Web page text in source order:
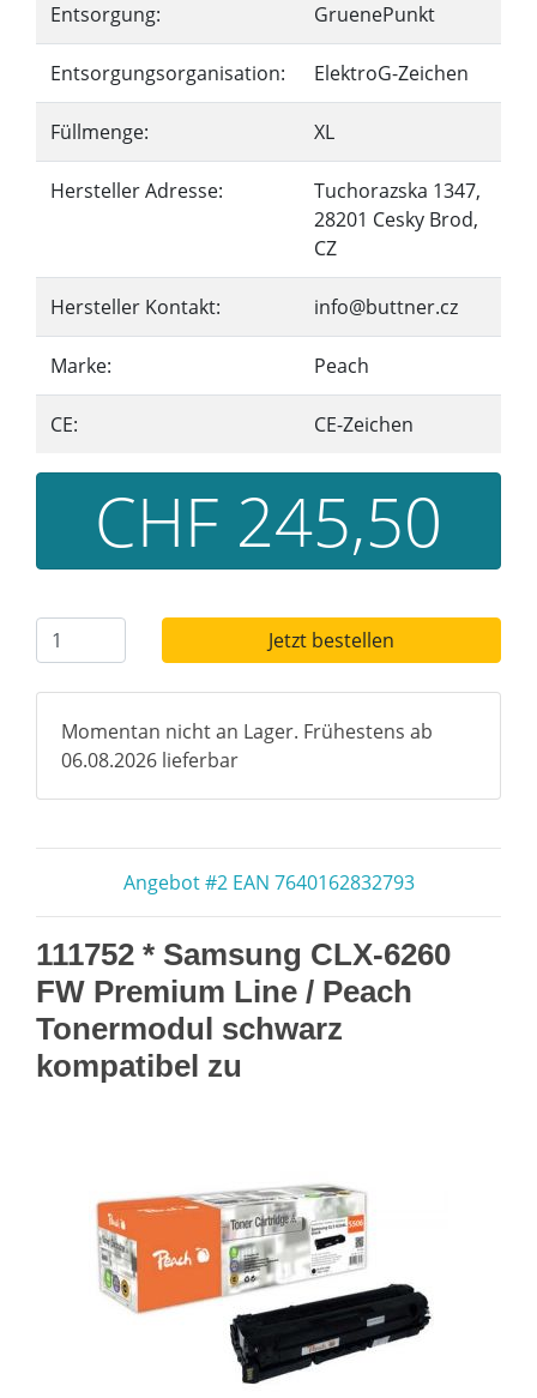
Entsorgung: GruenePunkt
Entsorgungsorganisation: ElektroG-Zeichen
Füllmenge: XL
Hersteller Adresse:
Tuchorazska 1347,
28201 Cesky Brod,
CZ
Hersteller Kontakt: info@buttner.cz
Marke: Peach
CE: CE-Zeichen
CHF 245,50
Jetzt bestellen
Momentan nicht an Lager. Frühestens ab
06.08.2026 lieferbar
Angebot #2 EAN 7640162832793
111752 * Samsung CLX-6260
FW Premium Line / Peach
Tonermodul schwarz
kompatibel zu